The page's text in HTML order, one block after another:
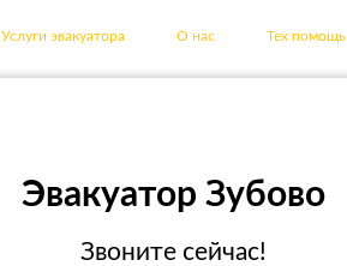
Услуги эвакуатора О нас Тех помощь
Эвакуатор Зубово
Звоните сейчас!